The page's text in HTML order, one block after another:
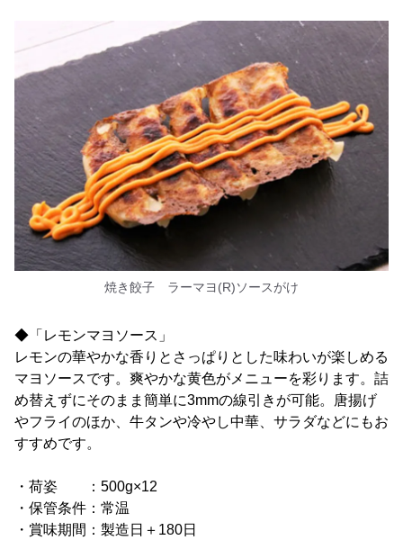
焼き餃子 ラーマヨ(R)ソースがけ
◆「レモンマヨソース」
レモンの華やかな香りとさっぱりとした味わいが楽しめる
マヨソースです。爽やかな黄色がメニューを彩ります。詰
め替えずにそのまま簡単に3mmの線引きが可能。唐揚げ
やフライのほか、牛タンや冷やし中華、サラダなどにもお
すすめです。
・荷姿 ：500g×12
・保管条件：常温
・賞味期間：製造日＋180日